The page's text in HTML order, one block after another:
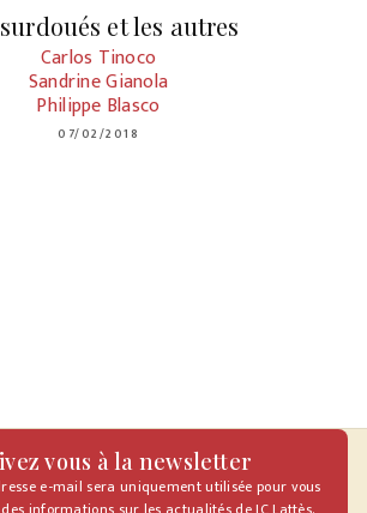
et les autres
Carlos Tinoco
Sandrine Gianola
Philippe Blasco
07/02/2018
vous à la newsletter
e-mail sera uniquement utilisée pour vous